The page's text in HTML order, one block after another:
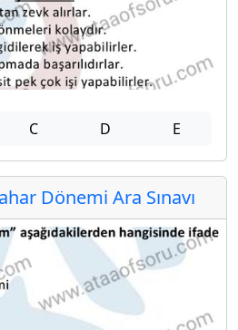
C D E
Dönemi Ara Sınavı